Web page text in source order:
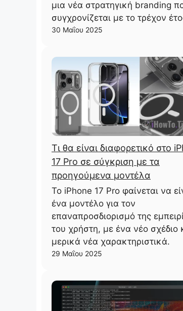
μια νέα στρατηγική branding
συγχρονίζεται με το τρέχον
30 Μαΐου 2025
Τι θα είναι διαφορετικό στο
17 Pro σε σύγκριση με τα
προηγούμενα μοντέλα
Το iPhone 17 Pro φαίνεται να
ένα μοντέλο για τον
επαναπροσδιορισμό της
του χρήστη, με ένα νέο σχέδιο
μερικά νέα χαρακτηριστικά.
29 Μαΐου 2025